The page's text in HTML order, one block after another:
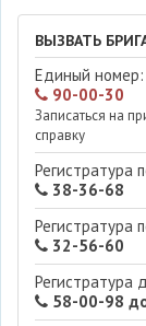
ВЫЗВАТЬ
Единый номер:
90-00-30
Записаться на
справку
Регистратура
38-36-68
Регистратура
32-56-60
Регистратура
58-00-98